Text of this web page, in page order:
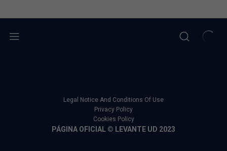
Legal Notice And Conditions Of Use
Privacy Policy
Cookies Policy
PÁGINA OFICIAL © LEVANTE UD 2023